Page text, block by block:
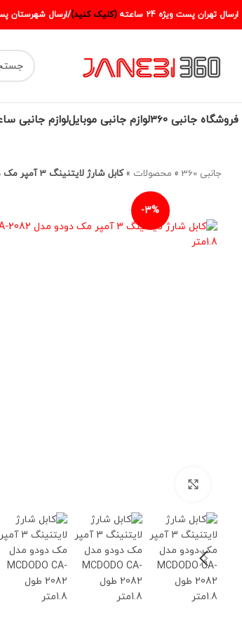
ارسال تهران پست ويژه 24 ساعته (کليک کنيد)/ارسال شهرستان پست
فروشگاه جانبی 360 لوازم جانبی موبایللوازم جانبی
جانبی 360 » محصولات »کابل شارژ لایتنینگ 3 آمپر مک دودو مدل MCDODO CA-2082 طول 1.8متر
-3%